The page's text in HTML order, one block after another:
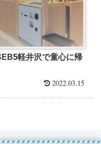
軽井沢で童心に帰
2022.03.15